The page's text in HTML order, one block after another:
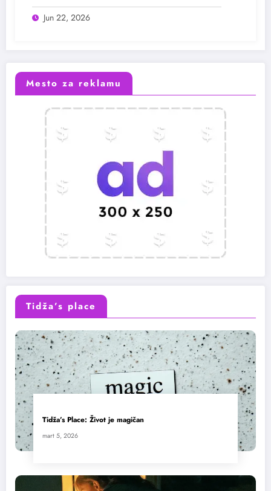
Jun 22, 2026
Mesto za reklamu
Tidža’s place
Tidža’s Place: Život je magičan
mart 5, 2026